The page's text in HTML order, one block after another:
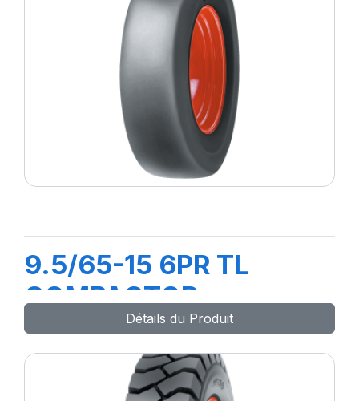
9.5/65-15 6PR TL
COMPACTOR
Détails du Produit